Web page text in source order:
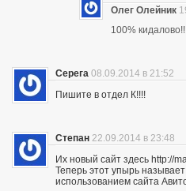
Олег Олейник
100%
Серега 08.09.2014 в 21:52
Пишите в отдел К!!!!
Степан 22.09.2014 в 23:48
Их новый сайт здесь http://
Теперь этот упырь
использованием сайта